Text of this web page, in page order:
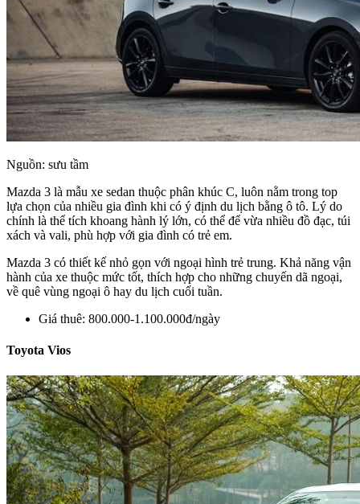
Nguồn: sưu tầm
Mazda 3 là mẫu xe sedan thuộc phân khúc C, luôn nằm trong top
lựa chọn của nhiều gia đình khi có ý định du lịch bằng ô tô. Lý do
chính là thể tích khoang hành lý lớn, có thể để vừa nhiều đồ đạc, túi
xách và vali, phù hợp với gia đình có trẻ em.
Mazda 3 có thiết kế nhỏ gọn với ngoại hình trẻ trung. Khả năng vận
hành của xe thuộc mức tốt, thích hợp cho những chuyến dã ngoại,
về quê vùng ngoại ô hay du lịch cuối tuần.
Giá thuê: 800.000-1.100.000đ/ngày
Toyota Vios